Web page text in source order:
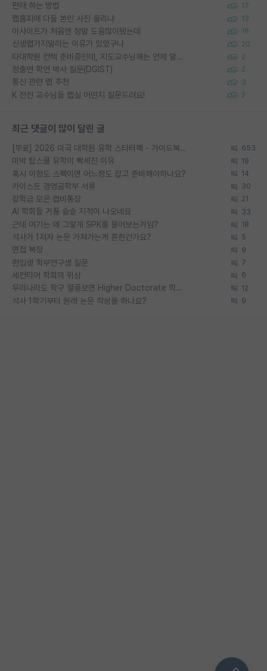
편애 하는 방법 17
랩홈피에 다들 본인 사진 올리냐 13
이사이트가 처음엔 정말 도움많이됐는데 16
신생랩가지말라는 이유가 있었구나 20
타대학원 컨텍 준비중인데, 지도교수님께는 언제 말씀드려야 할까요? 2
정출연 학연 박사 질문(DGIST) 2
통신 관련 랩 추천 3
K 전전 교수님들 랩실 어떤지 질문드려요! 2
최근 댓글이 많이 달린 글
[무료] 2026 미국 대학원 유학 스타터팩 - 가이드북 & 합격자 컨택메일 템플릿 653
미박 탑스쿨 유학이 빡세진 이유 19
혹시 이정도 스펙이면 어느정도 잡고 준비해야하나요? 14
카이스트 경영공학부 서류 30
장학금 모은 랩비통장 21
AI 학회들 거품 슬슬 지적이 나오네요 33
근데 여기는 왜 그렇게 SPK를 물어보는거임? 18
석사가 1저자 논문 가져가는게 흔한건가요? 5
면접 복장 9
편입생 학부연구생 질문 7
세컨티어 학회의 위상 6
우리나라도 학구 열풍보면 Higher Doctorate 학위가 필요하다고 봅니다. 12
석사 1학기부터 원래 논문 작성을 하나요? 9